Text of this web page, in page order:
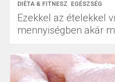
DIÉTA & FITNESZ EGÉSZSÉG
Ezekkel az ételekkel
mennyiségben akár